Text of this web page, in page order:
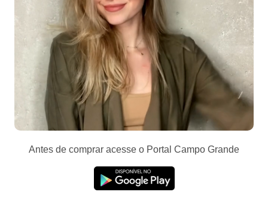
Antes de comprar acesse o Portal Campo Grande